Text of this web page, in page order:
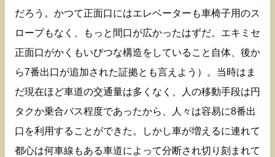
だろう。かつて正面口にはエレベーターも車椅子用のス
ロープもなく、もっと間口が広かったはずだ。エキミセ
正面口がかくもいびつな構造をしていること自体、後か
ら7番出口が追加された証拠とも言えよう）。当時はま
だ現在ほど車道の交通量は多くなく、人の移動手段は円
タクか乗合バス程度であったから、人々は容易に8番出
口を利用することができた。しかし車が増えるに連れて
都心は何車線もある車道によって分断され切り刻まれて